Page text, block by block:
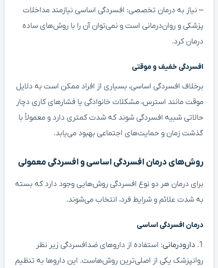
– نیاز به درمان تخصصی: افسردگی اساسی نیازمند مداخلات
پزشکی و روان‌درمانی است و نمی‌توان آن را با روش‌های ساده
درمان کرد.
افسردگی خفیف و موقتی
برخلاف افسردگی اساسی، بسیاری از افراد ممکن است به دلایل
موقت مانند استرس، مشکلات خانوادگی یا فشارهای کاری دچار
حالاتی شبیه افسردگی شوند که شدت کمتری دارد و معمولاً با
گذشت زمان و حمایت‌های اجتماعی بهبود می‌یابد.
روش‌های درمان افسردگی اساسی و افسردگی معمولی
برای درمان هر دو نوع افسردگی روش‌هایی وجود دارد که بسته
به شدت علائم و شرایط فرد، انتخاب می‌شوند.
درمان افسردگی اساسی
1. دارودرمانی: استفاده از داروهای ضدافسردگی زیر نظر
روانپزشک یکی از اصلی‌ترین روش‌هاست. این داروها به تنظیم